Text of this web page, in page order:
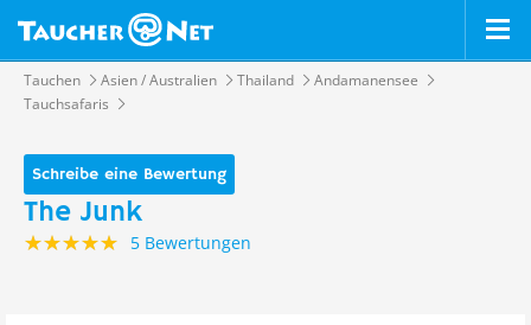
Tauchen Asien / Australien Thailand
Andamanensee
Tauchsafaris
Schreibe eine Bewertung
The Junk
5 Bewertungen